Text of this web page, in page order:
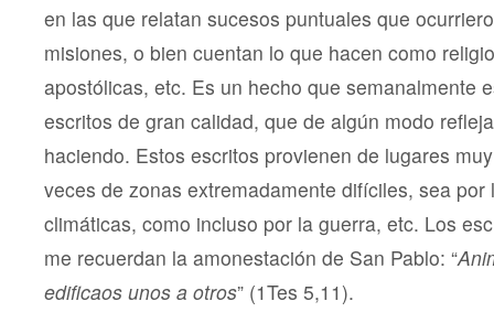
en las que relatan sucesos puntuales que
misiones, o bien cuentan lo que hacen como
apostólicas, etc. Es un hecho que semanalmente
escritos de gran calidad, que de algún modo
haciendo. Estos escritos provienen de lugares
veces de zonas extremadamente difíciles, sea por
climáticas, como incluso por la guerra, etc. Los
me recuerdan la amonestación de San Pablo: “
edificaos unos a otros” (1Tes 5,11).